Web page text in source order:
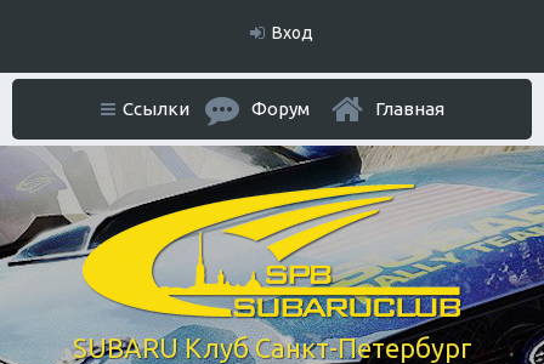
Вход
SUBARU Клуб Санкт-Петербург
Ссылки Форум Главная